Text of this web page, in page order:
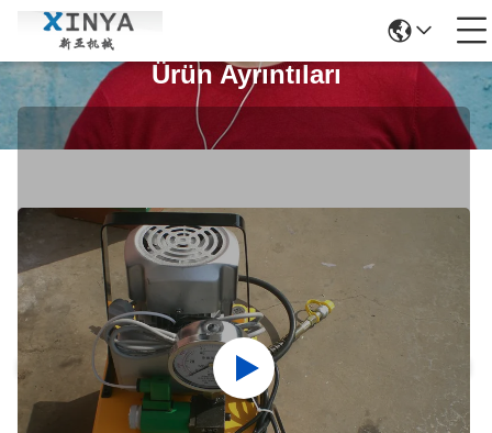
Ürün Ayrıntıları